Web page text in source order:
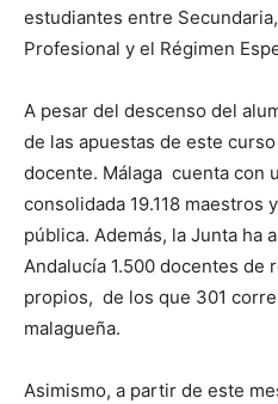
estudiantes entre
Profesional y el Régimen
A pesar del descenso del
de las apuestas de este
docente. Málaga cuenta con
consolidada 19.118 maestros
pública. Además, la Junta ha
Andalucía 1.500 docentes de
propios, de los que 301
malagueña.
Asimismo, a partir de este